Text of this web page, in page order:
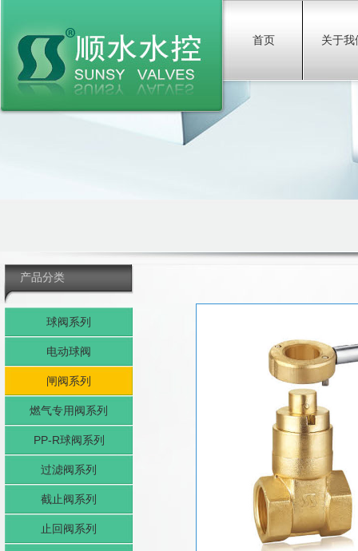
首页 关于我
产品分类
球阀系列
电动球阀
闸阀系列
燃气专用阀系列
PP-R球阀系列
过滤阀系列
截止阀系列
止回阀系列